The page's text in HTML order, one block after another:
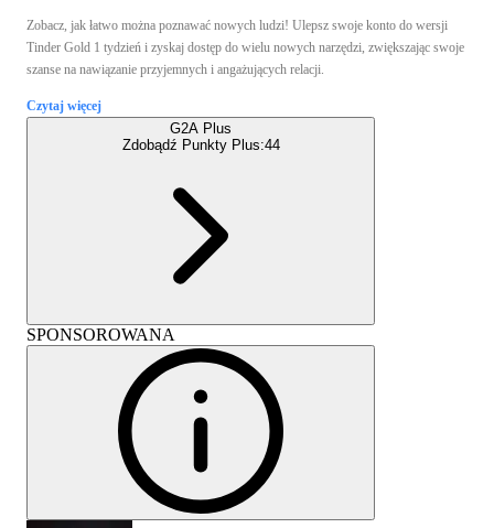
Zobacz, jak łatwo można poznawać nowych ludzi! Ulepsz swoje konto do wersji
Tinder Gold 1 tydzień i zyskaj dostęp do wielu nowych narzędzi, zwiększając swoje
szanse na nawiązanie przyjemnych i angażujących relacji.
Czytaj więcej
G2A Plus
Zdobądź Punkty Plus:44
SPONSOROWANA